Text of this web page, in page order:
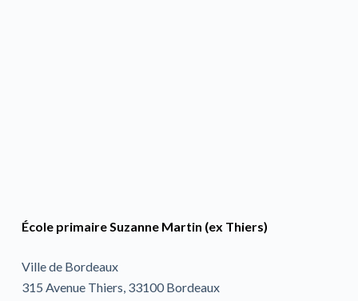
École primaire Suzanne Martin (ex Thiers)
Ville de Bordeaux
315 Avenue Thiers, 33100 Bordeaux